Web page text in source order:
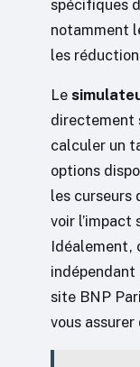
spécifiques
notamment
les
Le
directement
calculer un
options
les curseurs
voir
Idéalement,
site BNP
vous assurer